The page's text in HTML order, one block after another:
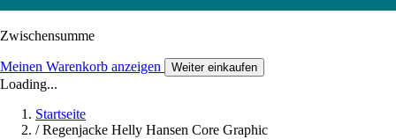
Zwischensumme
Meinen Warenkorb anzeigen Weiter einkaufen
Loading...
Startseite
/ Regenjacke Helly Hansen Core Graphic